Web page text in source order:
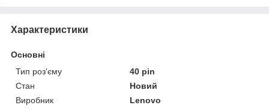
Характеристики
Основні
Тип роз'єму
40 pin
Стан
Новий
Виробник
Lenovo